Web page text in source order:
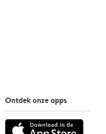
Ontdek onze apps